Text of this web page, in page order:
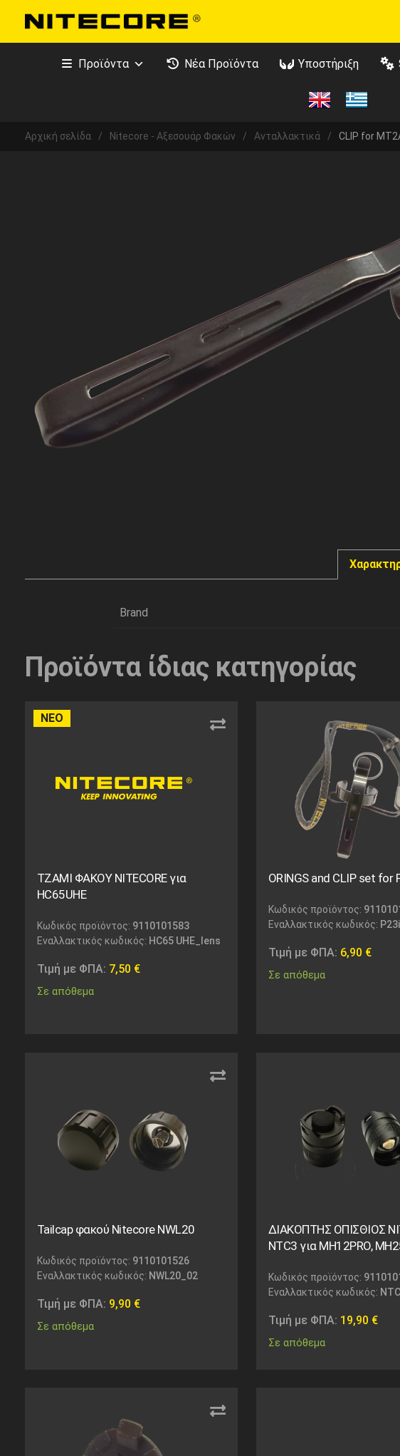
Προϊόντα Νέα Προϊόντα Υποστήριξη
Αρχική σελίδα / Nitecore - Αξεσουάρ Φακών / Ανταλλακτικά / CLIP for
Brand
Προϊόντα ίδιας κατηγορίας
ΝΕΟ
ΤΖΑΜΙ ΦΑΚΟΥ NITECORE για
HC65UHE
Κωδικός προϊόντος: 9110101583
Εναλλακτικός κωδικός: HC65 UHE_lens
Τιμή με ΦΠΑ: 7,50 €
Σε απόθεμα
ORINGS and CLIP set for
Κωδικός προϊόντος:
Εναλλακτικός κωδικός:
Τιμή με ΦΠΑ: 6,90 €
Σε απόθεμα
Tailcap φακού Nitecore NWL20
Κωδικός προϊόντος: 9110101526
Εναλλακτικός κωδικός: NWL20_02
Τιμή με ΦΠΑ: 9,90 €
Σε απόθεμα
ΔΙΑΚΟΠΤΗΣ ΟΠΙΣΘΙΟΣ
NTC3 για MH12PRO,
Κωδικός προϊόντος:
Εναλλακτικός κωδικός:
Τιμή με ΦΠΑ: 19,90 €
Σε απόθεμα